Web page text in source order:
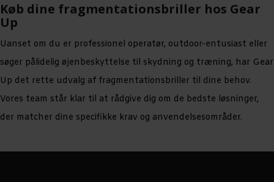
Køb dine fragmentationsbriller hos Gear
Up
Uanset om du er professionel operatør, outdoor-entusiast eller
søger pålidelig øjenbeskyttelse til skydning og træning, har Gear
Up det rette udvalg af fragmentationsbriller til dine behov.
Vores team står klar til at rådgive dig om de bedste løsninger,
der matcher dine specifikke krav og anvendelsesområder.